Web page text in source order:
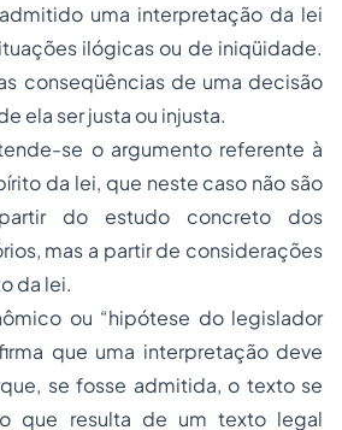
uma interpretação da lei
ilógicas ou de iniqüidade.
conseqüências de uma decisão
ela ser justa ou injusta.
se o argumento referente à
da lei, que neste caso não são
do estudo concreto dos
mas a partir de considerações
da lei.
ou “hipótese do legislador
que uma interpretação deve
se fosse admitida, o texto se
que resulta de um texto legal